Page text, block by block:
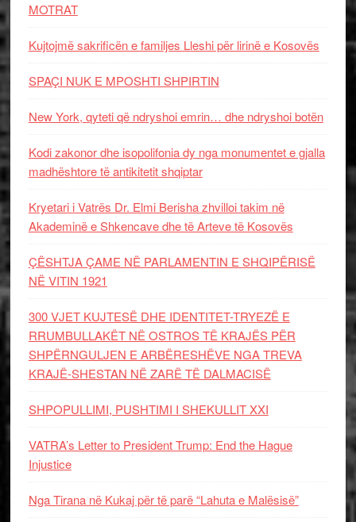
MOTRAT
Kujtojmë sakrificën e familjes Lleshi për lirinë e Kosovës
SPAÇI NUK E MPOSHTI SHPIRTIN
New York, qyteti që ndryshoi emrin… dhe ndryshoi botën
Kodi zakonor dhe isopolifonia dy nga monumentet e gjalla
madhështore të antikitetit shqiptar
Kryetari i Vatrës Dr. Elmi Berisha zhvilloi takim në
Akademinë e Shkencave dhe të Arteve të Kosovës
ÇËSHTJA ÇAME NË PARLAMENTIN E SHQIPËRISË
NË VITIN 1921
300 VJET KUJTESË DHE IDENTITET-TRYEZË E
RRUMBULLAKËT NË OSTROS TË KRAJËS PËR
SHPËRNGULJEN E ARBËRESHËVE NGA TREVA
KRAJË-SHESTAN NË ZARË TË DALMACISË
SHPOPULLIMI, PUSHTIMI I SHEKULLIT XXI
VATRA’s Letter to President Trump: End the Hague
Injustice
Nga Tirana në Kukaj për të parë “Lahuta e Malësisë”